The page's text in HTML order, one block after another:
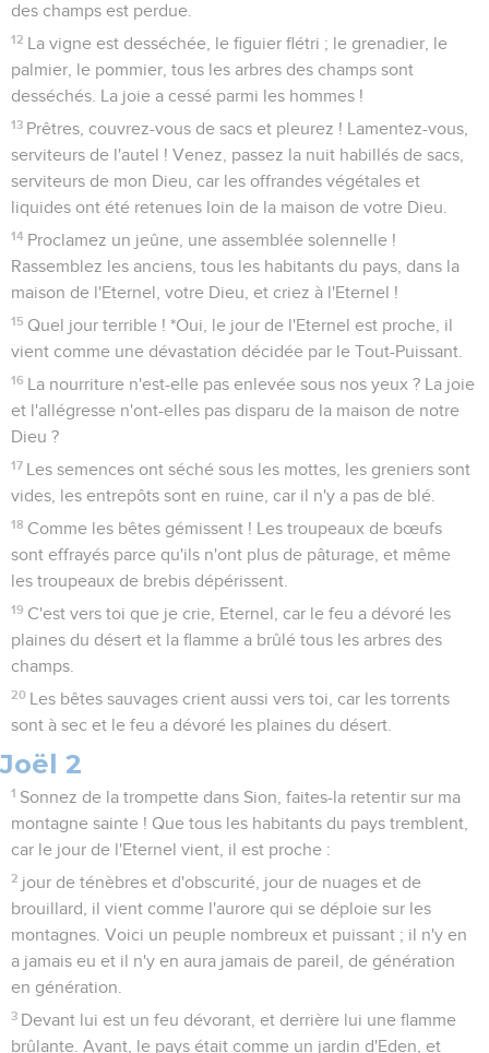
des champs est perdue.
12 La vigne est desséchée, le figuier flétri ; le grenadier, le
palmier, le pommier, tous les arbres des champs sont
desséchés. La joie a cessé parmi les hommes !
13 Prêtres, couvrez-vous de sacs et pleurez ! Lamentez-vous,
serviteurs de l'autel ! Venez, passez la nuit habillés de sacs,
serviteurs de mon Dieu, car les offrandes végétales et
liquides ont été retenues loin de la maison de votre Dieu.
14 Proclamez un jeûne, une assemblée solennelle !
Rassemblez les anciens, tous les habitants du pays, dans la
maison de l'Eternel, votre Dieu, et criez à l'Eternel !
15 Quel jour terrible ! *Oui, le jour de l'Eternel est proche, il
vient comme une dévastation décidée par le Tout-Puissant.
16 La nourriture n'est-elle pas enlevée sous nos yeux ? La joie
et l'allégresse n'ont-elles pas disparu de la maison de notre
Dieu ?
17 Les semences ont séché sous les mottes, les greniers sont
vides, les entrepôts sont en ruine, car il n'y a pas de blé.
18 Comme les bêtes gémissent ! Les troupeaux de bœufs
sont effrayés parce qu'ils n'ont plus de pâturage, et même
les troupeaux de brebis dépérissent.
19 C'est vers toi que je crie, Eternel, car le feu a dévoré les
plaines du désert et la flamme a brûlé tous les arbres des
champs.
20 Les bêtes sauvages crient aussi vers toi, car les torrents
sont à sec et le feu a dévoré les plaines du désert.
Joël 2
1 Sonnez de la trompette dans Sion, faites-la retentir sur ma
montagne sainte ! Que tous les habitants du pays tremblent,
car le jour de l'Eternel vient, il est proche :
2 jour de ténèbres et d'obscurité, jour de nuages et de
brouillard, il vient comme l'aurore qui se déploie sur les
montagnes. Voici un peuple nombreux et puissant ; il n'y en
a jamais eu et il n'y en aura jamais de pareil, de génération
en génération.
3 Devant lui est un feu dévorant, et derrière lui une flamme
brûlante. Avant, le pays était comme un jardin d'Eden, et